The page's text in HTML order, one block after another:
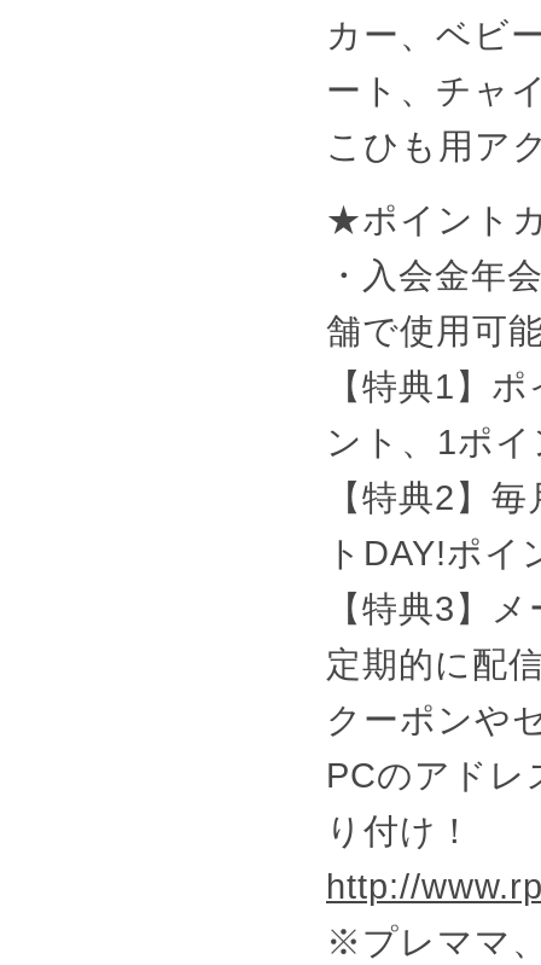
カー、ベビ
ート、チャ
こひも用ア
★ポイント
・入会金年
舗で使用可
【特典1】
ント、1ポ
【特典2】
トDAY!ポイ
【特典3】
定期的に配
クーポンや
PCのアドレ
り付け！
http://
※プレママ